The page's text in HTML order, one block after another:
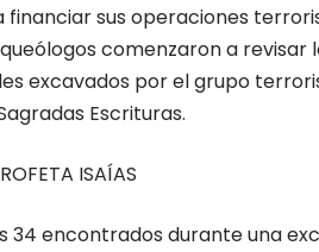
sus operaciones
comenzaron a
excavados por el grupo
Escrituras.
ISAÍAS
encontrados durante una